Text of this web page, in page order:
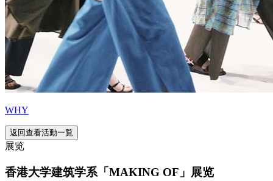
WHY
返回查看活動一覧
展览
香港大学建筑学系「MAKING OF」展览